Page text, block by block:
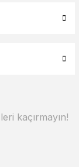
kaçırmayın!